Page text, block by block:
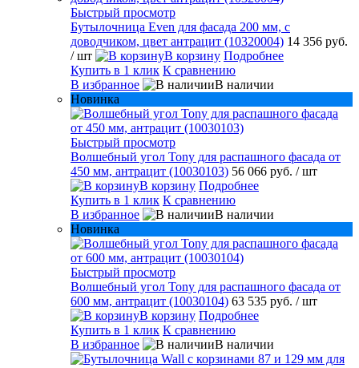
Быстрый просмотр
Бутылочница Even для фасада 200 мм, с
доводчиком, цвет антрацит (10320004) 14 356 руб.
/ шт
В корзину Подробнее
Купить в 1 клик К сравнению
В избранное
В наличии
Новинка
Быстрый просмотр
Волшебный угол Tony для распашного фасада от
450 мм, антрацит (10030103) 56 066 руб. / шт
В корзину Подробнее
Купить в 1 клик К сравнению
В избранное
В наличии
Новинка
Быстрый просмотр
Волшебный угол Tony для распашного фасада от
600 мм, антрацит (10030104) 63 535 руб. / шт
В корзину Подробнее
Купить в 1 клик К сравнению
В избранное
В наличии